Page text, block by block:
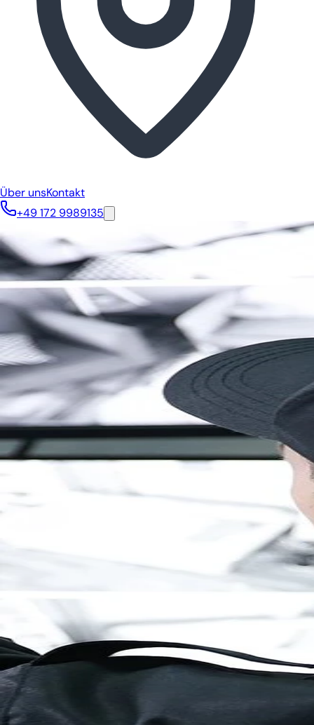
Über unsKontakt
+49 172 9989135